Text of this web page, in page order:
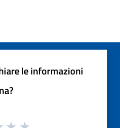
le informazioni